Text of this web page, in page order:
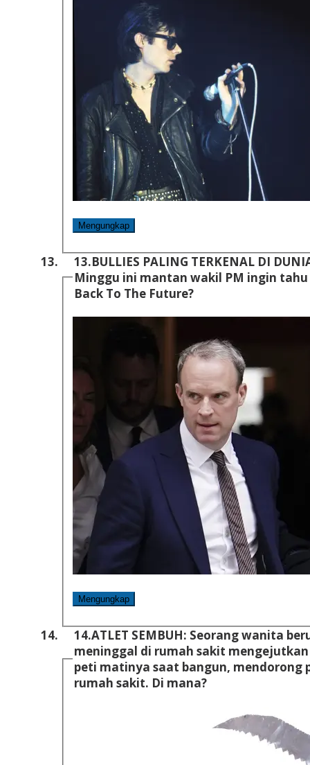
Mengungkap
13.BULLIES PALING TERKENAL DI
Minggu ini mantan wakil PM ingin
Back To The Future?
Mengungkap
14.ATLET SEMBUH: Seorang wanita
meninggal di rumah sakit
peti matinya saat bangun, mendorong
rumah sakit. Di mana?